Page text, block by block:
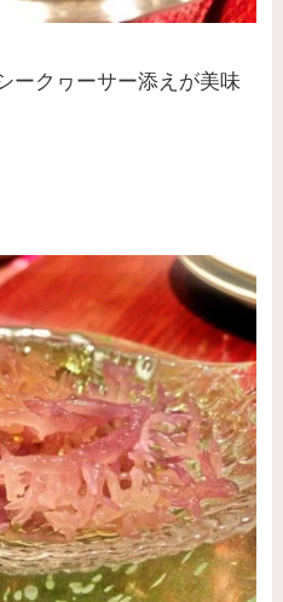
ークヮーサー添えが美味